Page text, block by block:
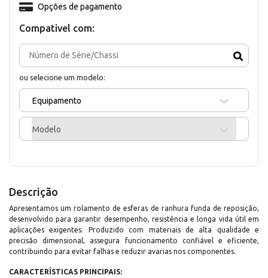
Compativel com:
ou selecione um modelo:
Equipamento
Modelo
Opções de pagamento
Descrição
Apresentamos um rolamento de esferas de ranhura funda de reposição,
desenvolvido para garantir desempenho, resistência e longa vida útil em
aplicações exigentes. Produzido com materiais de alta qualidade e
precisão dimensional, assegura funcionamento confiável e eficiente,
contribuindo para evitar falhas e reduzir avarias nos componentes.
CARACTERÍSTICAS PRINCIPAIS: